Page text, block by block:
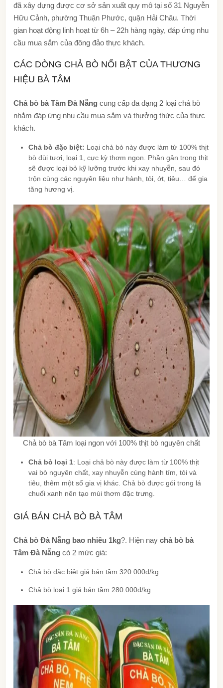
đã xây dựng được cơ sở sản xuất quy mô tại số 31 Nguyễn
Hữu Cảnh, phường Thuận Phước, quận Hải Châu. Thời
gian hoạt động linh hoạt từ 6h – 22h hàng ngày, đáp ứng nhu
cầu mua sắm của đông đảo thực khách.
CÁC DÒNG CHẢ BÒ NỔI BẬT CỦA THƯƠNG
HIỆU BÀ TÂM
Chả bò bà Tâm Đà Nẵng cung cấp đa dạng 2 loại chả bò
nhằm đáp ứng nhu cầu mua sắm và thưởng thức của thực
khách.
Chả bò đặc biệt: Loại chả bò này được làm từ 100% thịt
bò đùi tươi, loại 1, cực kỳ thơm ngon. Phần gân trong thịt
sẽ được loại bỏ kỹ lưỡng trước khi xay nhuyễn, sau đó
trộn cùng các nguyên liệu như hành, tỏi, ớt, tiêu… để gia
tăng hương vị.
Chả bò bà Tâm loại ngon với 100% thịt bò nguyên chất
Chả bò loại 1: Loại chả bò này được làm từ 100% thịt
vai bò nguyên chất, xay nhuyễn cùng hành tím, tỏi và
tiêu, thêm một số gia vị khác. Chả bò được gói trong lá
chuối xanh nên tạo mùi thơm đặc trưng.
GIÁ BÁN CHẢ BÒ BÀ TÂM
Chả bò Đà Nẵng bao nhiêu 1kg?. Hiện nay chả bò bà
Tâm Đà Nẵng có 2 mức giá:
Chả bò đặc biệt giá bán tầm 320.000đ/kg
Chả bò loại 1 giá bán tầm 280.000đ/kg